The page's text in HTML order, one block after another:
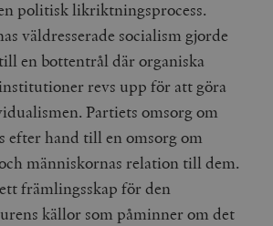
politisk likriktningsprocess.
väldresserade socialism gjorde
en bottentrål där organiska
revs upp för att göra
Partiets omsorg om
efter hand till en omsorg om
människornas relation till dem.
främlingsskap för den
källor som påminner om det